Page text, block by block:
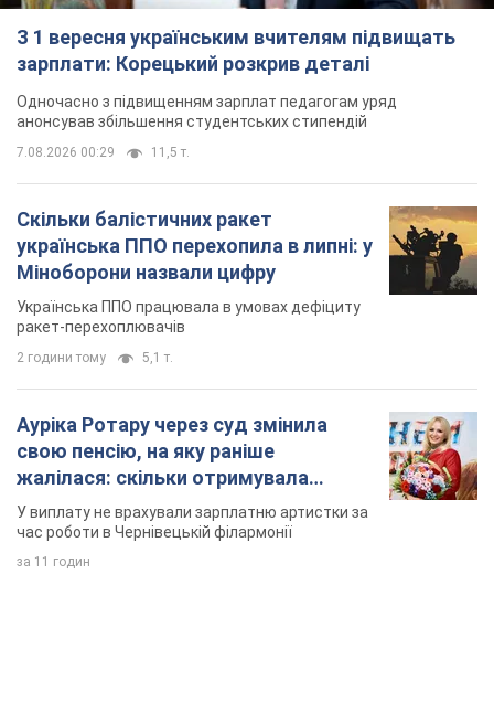
З 1 вересня українським вчителям підвищать
зарплати: Корецький розкрив деталі
Одночасно з підвищенням зарплат педагогам уряд
анонсував збільшення студентських стипендій
7.08.2026 00:29 11,5 т.
Скільки балістичних ракет
українська ППО перехопила в липні: у
Міноборони назвали цифру
Українська ППО працювала в умовах дефіциту
ракет-перехоплювачів
2 години тому 5,1 т.
Ауріка Ротару через суд змінила
свою пенсію, на яку раніше
жалілася: скільки отримувала
співачка
У виплату не врахували зарплатню артистки за
час роботи в Чернівецькій філармонії
за 11 годин